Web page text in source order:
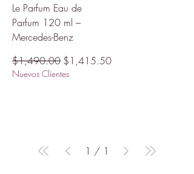
Le Parfum Eau de
Parfum 120 ml –
Mercedes-Benz
Precio
$1,490.00 Precio de oferta
$1,415.50
Nuevos Clientes
1 / 1